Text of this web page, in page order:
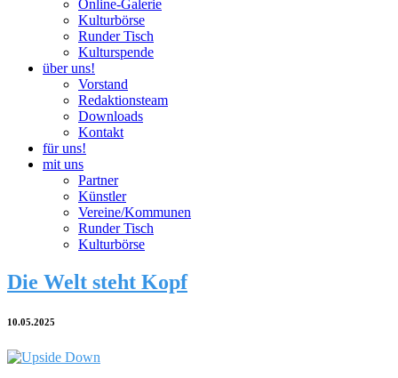
Online-Galerie
Kulturbörse
Runder Tisch
Kulturspende
über uns!
Vorstand
Redaktionsteam
Downloads
Kontakt
für uns!
mit uns
Partner
Künstler
Vereine/Kommunen
Runder Tisch
Kulturbörse
Die Welt steht Kopf
10.05.2025